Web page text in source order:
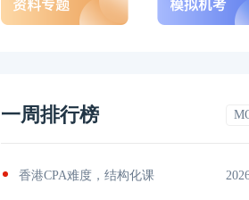
一周排行榜
香港CPA难度，结构化课